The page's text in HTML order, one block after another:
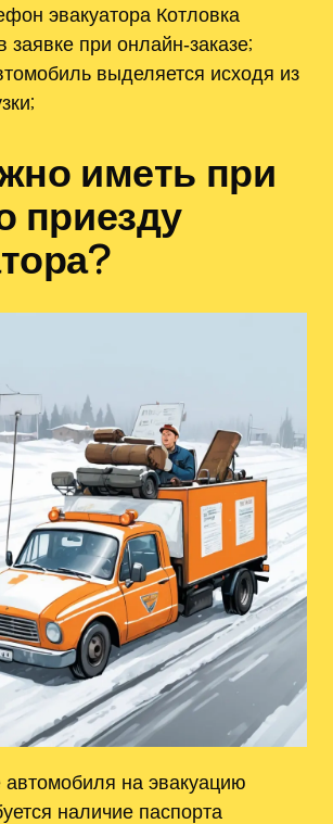
эвакуатора Котловка
заявке при онлайн‑заказе;
выделяется исходя из
иметь при
приезду
на эвакуацию
наличие паспорта